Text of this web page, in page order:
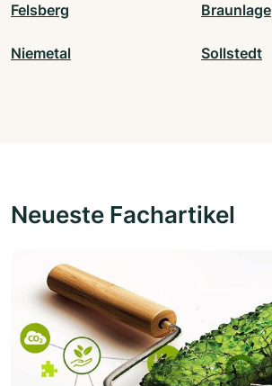
Felsberg Braunlage
Niemetal Sollstedt
Neueste Fachartikel